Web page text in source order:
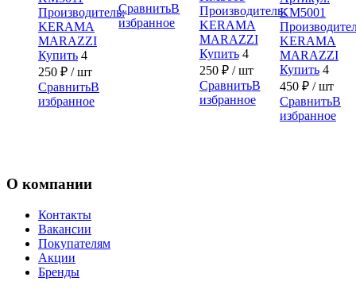
Производитель:
KERAMA
MARAZZI
Купить 4
250 ₽ / шт
СравнитьВ
избранное
СравнитьВ
избранное
Производитель:
KERAMA
MARAZZI
Купить 4
250 ₽/ шт
СравнитьВ
избранное
KM5001
KERAMA
MARAZZI
Купить 4
450 ₽/ шт
СравнитьВ
избранное
О компании
Контакты
Вакансии
Покупателям
Акции
Бренды